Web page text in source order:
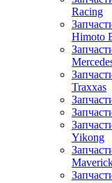
Racing
Himoto
Traxxas
Yikong